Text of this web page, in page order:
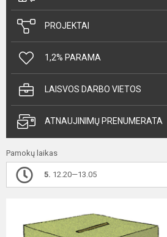
PROJEKTAI
1,2% PARAMA
LAISVOS DARBO VIETOS
ATNAUJINIMŲ PRENUMERATA
Pamokų laikas
5. 12.20—13.05